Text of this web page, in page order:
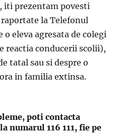
iti prezentam povesti
la Telefonul
o eleva agresata de colegi
reactia conducerii scolii),
tatal sau si despre o
in familia extinsa.
poti contacta
numarul 116 111, fie pe